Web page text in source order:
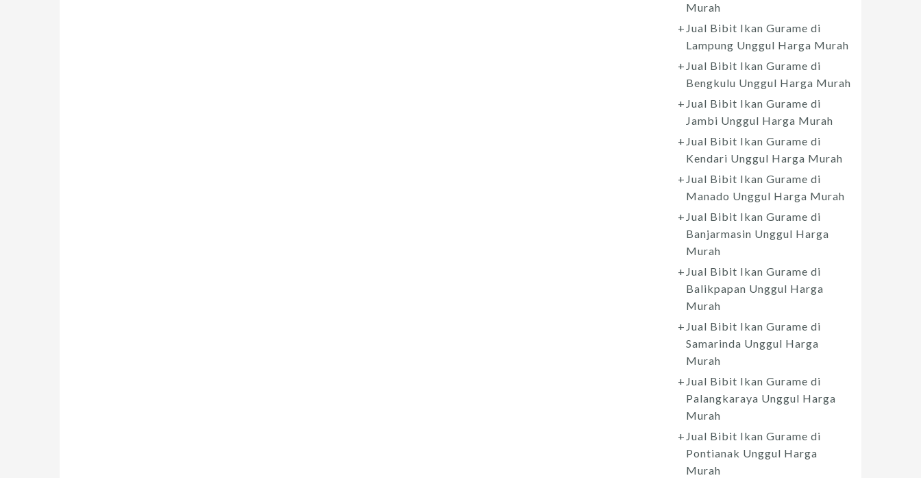
Murah
Jual Bibit Ikan Gurame di
Lampung Unggul Harga Murah
Jual Bibit Ikan Gurame di
Bengkulu Unggul Harga Murah
Jual Bibit Ikan Gurame di
Jambi Unggul Harga Murah
Jual Bibit Ikan Gurame di
Kendari Unggul Harga Murah
Jual Bibit Ikan Gurame di
Manado Unggul Harga Murah
Jual Bibit Ikan Gurame di
Banjarmasin Unggul Harga
Murah
Jual Bibit Ikan Gurame di
Balikpapan Unggul Harga
Murah
Jual Bibit Ikan Gurame di
Samarinda Unggul Harga
Murah
Jual Bibit Ikan Gurame di
Palangkaraya Unggul Harga
Murah
Jual Bibit Ikan Gurame di
Pontianak Unggul Harga
Murah